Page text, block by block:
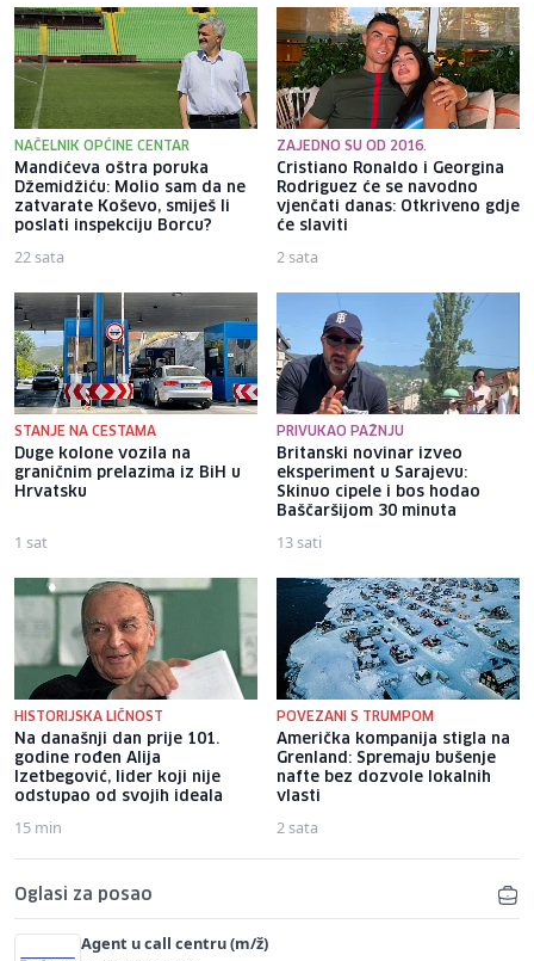
NAČELNIK OPĆINE CENTAR
Mandićeva oštra poruka
Džemidžiću: Molio sam da ne
zatvarate Koševo, smiješ li
poslati inspekciju Borcu?
22 sata
ZAJEDNO SU OD 2016.
Cristiano Ronaldo i Georgina
Rodriguez će se navodno
vjenčati danas: Otkriveno gdje
će slaviti
2 sata
STANJE NA CESTAMA
Duge kolone vozila na
graničnim prelazima iz BiH u
Hrvatsku
1 sat
PRIVUKAO PAŽNJU
Britanski novinar izveo
eksperiment u Sarajevu:
Skinuo cipele i bos hodao
Baščaršijom 30 minuta
13 sati
HISTORIJSKA LIČNOST
Na današnji dan prije 101.
godine rođen Alija
Izetbegović, lider koji nije
odstupao od svojih ideala
15 min
POVEZANI S TRUMPOM
Američka kompanija stigla na
Grenland: Spremaju bušenje
nafte bez dozvole lokalnih
vlasti
2 sata
Oglasi za posao
Agent u call centru (m/ž)